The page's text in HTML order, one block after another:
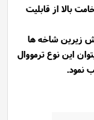
بالا از قابلیت
زیرین شاخه ها
این نوع ترمووال
نمود.